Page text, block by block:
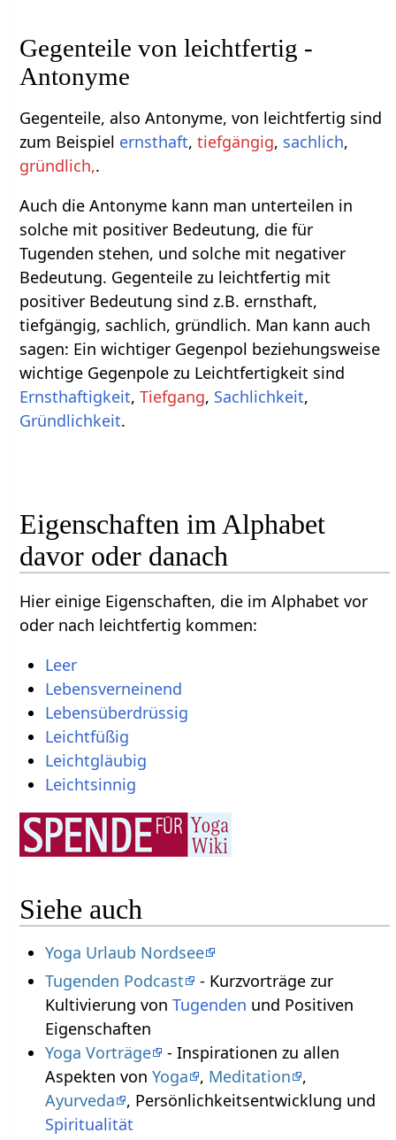
Gegenteile von leichtfertig -
Antonyme
Gegenteile, also Antonyme, von leichtfertig sind
zum Beispiel ernsthaft,tiefgängig, sachlich,
gründlich,.
Auch die Antonyme kann man unterteilen in
solche mit positiver Bedeutung, die für
Tugenden stehen, und solche mit negativer
Bedeutung. Gegenteile zu leichtfertig mit
positiver Bedeutung sind z.B. ernsthaft,
tiefgängig, sachlich, gründlich. Man kann auch
sagen: Ein wichtiger Gegenpol beziehungsweise
wichtige Gegenpole zu Leichtfertigkeit sind
Ernsthaftigkeit,Tiefgang, Sachlichkeit,
Gründlichkeit.
Eigenschaften im Alphabet
davor oder danach
Hier einige Eigenschaften, die im Alphabet vor
oder nach leichtfertig kommen:
Leer
Lebensverneinend
Lebensüberdrüssig
Leichtfüßig
Leichtgläubig
Leichtsinnig
Siehe auch
Yoga Urlaub Nordsee
Tugenden Podcast
- Kurzvorträge zur
Kultivierung von Tugenden und Positiven
Eigenschaften
Yoga Vorträge
- Inspirationen zu allen
Aspekten von Yoga , Meditation
,
Ayurveda
, Persönlichkeitsentwicklung und
Spiritualität